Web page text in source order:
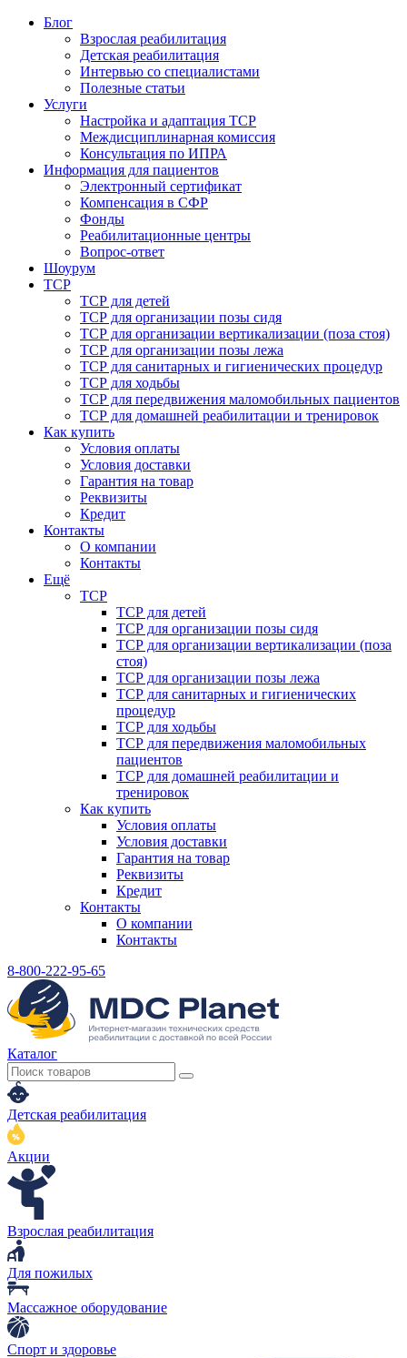
Блог
Взрослая реабилитация
Детская реабилитация
Интервью со специалистами
Полезные статьи
Услуги
Настройка и адаптация ТСР
Междисциплинарная комиссия
Консультация по ИПРА
Информация для пациентов
Электронный сертификат
Компенсация в СФР
Фонды
Реабилитационные центры
Вопрос-ответ
Шоурум
ТСР
ТСР для детей
ТСР для организации позы сидя
ТСР для организации вертикализации (поза стоя)
ТСР для организации позы лежа
ТСР для санитарных и гигиенических процедур
ТСР для ходьбы
ТСР для передвижения маломобильных пациентов
ТСР для домашней реабилитации и тренировок
Как купить
Условия оплаты
Условия доставки
Гарантия на товар
Реквизиты
Кредит
Контакты
О компании
Контакты
Ещё
ТСР
ТСР для детей
ТСР для организации позы сидя
ТСР для организации вертикализации (поза
стоя)
ТСР для организации позы лежа
ТСР для санитарных и гигиенических
процедур
ТСР для ходьбы
ТСР для передвижения маломобильных
пациентов
ТСР для домашней реабилитации и
тренировок
Как купить
Условия оплаты
Условия доставки
Гарантия на товар
Реквизиты
Кредит
Контакты
О компании
Контакты
8-800-222-95-65
Каталог
Детская реабилитация
Акции
Взрослая реабилитация
Для пожилых
Массажное оборудование
Спорт и здоровье